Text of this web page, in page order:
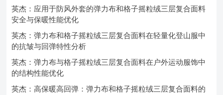
英杰：应用于防风外套的弹力布和格子摇粒绒三层复合面料
安全与保暖性能优化
英杰：弹力布和格子摇粒绒三层复合面料在轻量化登山服中
的抗皱与回弹特性分析
英杰：弹力布与格子摇粒绒三层复合面料在户外运动服饰中
的结构性能优化
英杰：高保暖高回弹：弹力布和格子摇粒绒三层复合面料的